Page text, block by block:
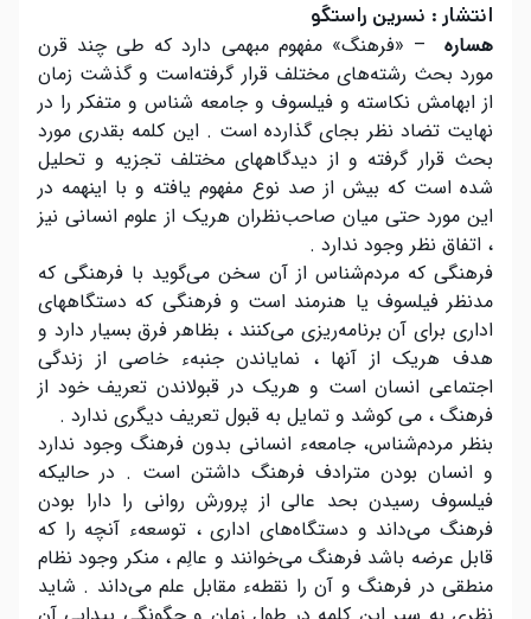
انتشار : نسرین راستگو
هساره – «فرهنگ» مفهوم مبهمی دارد که طی چند قرن
مورد بحث رشته‌های مختلف قرار گرفته‌است و گذشت زمان
از ابهامش نکاسته و فیلسوف و جامعه شناس و متفکر را در
نهایت تضاد نظر بجای گذارده است . این کلمه بقدری مورد
بحث قرار گرفته و از دیدگاههای مختلف تجزیه و تحلیل
شده است که بیش از صد نوع مفهوم یافته و با اینهمه در
این مورد حتی میان صاحب‌نظران هریک از علوم انسانی نیز
، اتفاق نظر وجود ندارد .
فرهنگی که مردم‌شناس از آن سخن می‌گوید با فرهنگی که
مدنظر فیلسوف یا هنرمند است و فرهنگی که دستگاههای
اداری برای آن برنامه‌ریزی می‌کنند ، بظاهر فرق بسیار دارد و
هدف هریک از آنها ، نمایاندن جنبهء خاصی از زندگی
اجتماعی انسان است و هریک در قبولاندن تعریف خود از
فرهنگ ، می کوشد و تمایل به قبول تعریف دیگری ندارد .
بنظر مردم‌شناس، جامعهء انسانی بدون فرهنگ وجود ندارد
و انسان بودن مترادف فرهنگ داشتن است . در حالیکه
فیلسوف رسیدن بحد عالی از پرورش روانی را دارا بودن
فرهنگ می‌داند و دستگاه‌های اداری ، توسعهء آنچه را که
قابل عرضه باشد فرهنگ می‌خوانند و عالِم ، منکر وجود نظام
منطقی در فرهنگ و آن را نقطهء مقابل علم می‌داند . شاید